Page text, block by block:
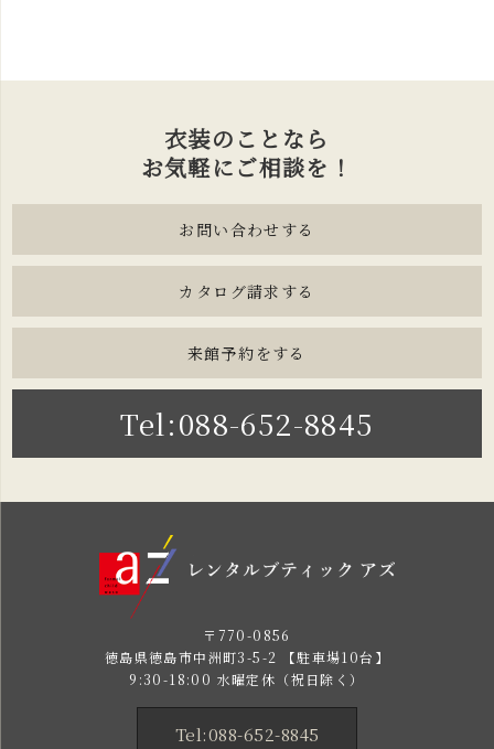
衣装のことなら
お気軽にご相談を！
お問い合わせする
カタログ請求する
来館予約をする
Tel:088-652-8845
〒770-0856
徳島県徳島市中洲町3-5-2 【駐車場10台】
9:30-18:00 水曜定休（祝日除く）
Tel:088-652-8845